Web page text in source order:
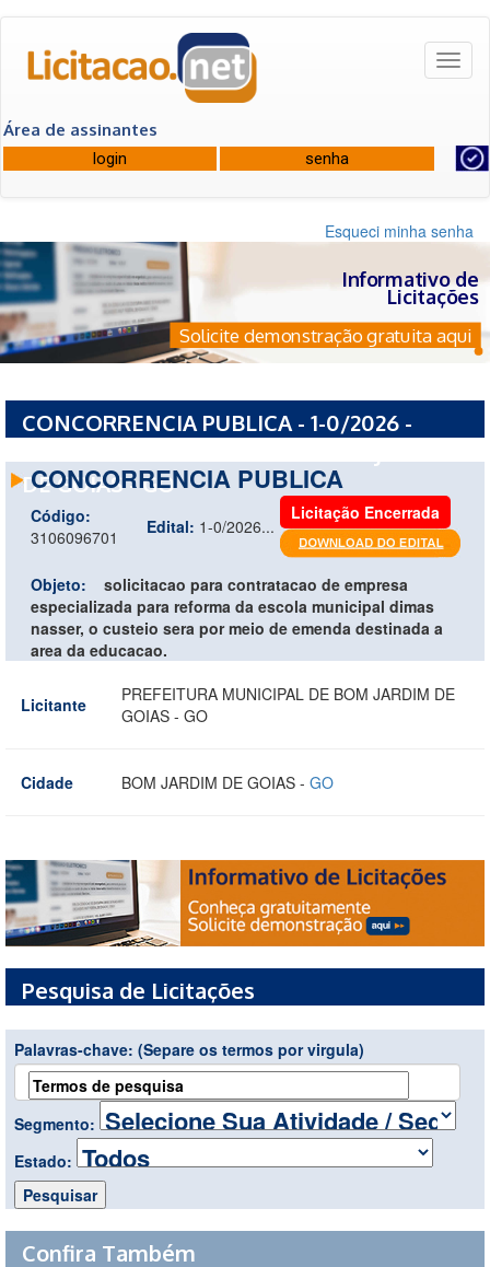
Área de assinantes
Esqueci minha senha
Informativo de
Licitações
Solicite demonstração gratuita aqui
CONCORRENCIA PUBLICA - 1-0/2026 -
DE GOIAS - GO
CONCORRENCIA PUBLICA
Código:
3106096701
Edital: 1-0/2026...
Licitação Encerrada
Objeto:
solicitacao para contratacao de empresa
especializada para reforma da escola municipal dimas
nasser, o custeio sera por meio de emenda destinada a
area da educacao.
Licitante
PREFEITURA MUNICIPAL DE BOM JARDIM DE
GOIAS - GO
Cidade BOM JARDIM DE GOIAS - GO
Pesquisa de Licitações
Palavras-chave: (Separe os termos por virgula)
Segmento:
Estado:
Confira Também